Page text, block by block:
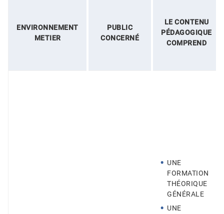
ENVIRONNEMENT
METIER
PUBLIC
CONCERNÉ
LE CONTENU
PÉDAGOGIQUE
COMPREND
UNE
FORMATION
THÉORIQUE
GÉNÉRALE
UNE